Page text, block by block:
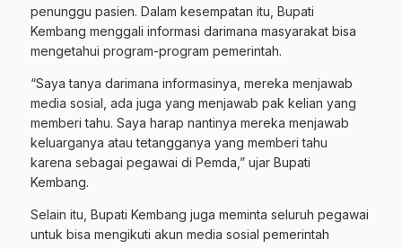
penunggu pasien. Dalam kesempatan itu, Bupati
Kembang menggali informasi darimana masyarakat bisa
mengetahui program-program pemerintah.
“Saya tanya darimana informasinya, mereka menjawab
media sosial, ada juga yang menjawab pak kelian yang
memberi tahu. Saya harap nantinya mereka menjawab
keluarganya atau tetangganya yang memberi tahu
karena sebagai pegawai di Pemda,” ujar Bupati
Kembang.
Selain itu, Bupati Kembang juga meminta seluruh pegawai
untuk bisa mengikuti akun media sosial pemerintah